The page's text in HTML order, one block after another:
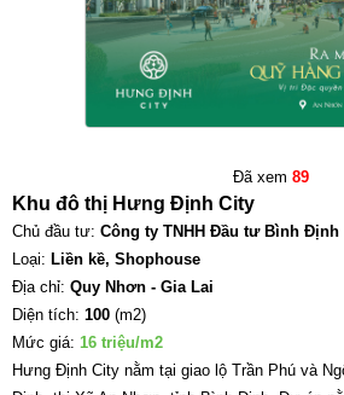
Đã xem 89
Khu đô thị Hưng Định City
Chủ đầu tư: Công ty TNHH Đầu tư Bình Định
Loại: Liền kề, Shophouse
Địa chỉ: Quy Nhơn - Gia Lai
Diện tích: 100 (m2)
Mức giá: 16 triệu/m2
Hưng Định City nằm tại giao lộ Trần Phú và